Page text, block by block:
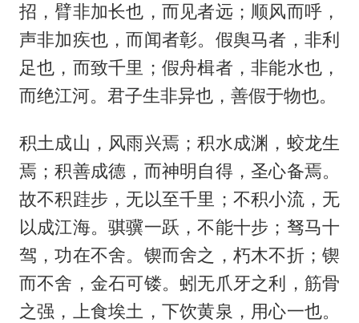
招，臂非加长也，而见者远；顺风而呼，
声非加疾也，而闻者彰。假舆马者，非利
足也，而致千里；假舟楫者，非能水也，
而绝江河。君子生非异也，善假于物也。
积土成山，风雨兴焉；积水成渊，蛟龙生
焉；积善成德，而神明自得，圣心备焉。
故不积跬步，无以至千里；不积小流，无
以成江海。骐骥一跃，不能十步；驽马十
驾，功在不舍。锲而舍之，朽木不折；锲
而不舍，金石可镂。蚓无爪牙之利，筋骨
之强，上食埃土，下饮黄泉，用心一也。